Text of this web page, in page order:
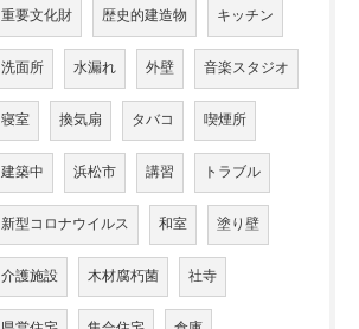
重要文化財 歴史的建造物 キッチン
洗面所 水漏れ 外壁 音楽スタジオ
寝室 換気扇 タバコ 喫煙所
建築中 浜松市 講習 トラブル
新型コロナウイルス 和室 塗り壁
介護施設 木材腐朽菌 社寺